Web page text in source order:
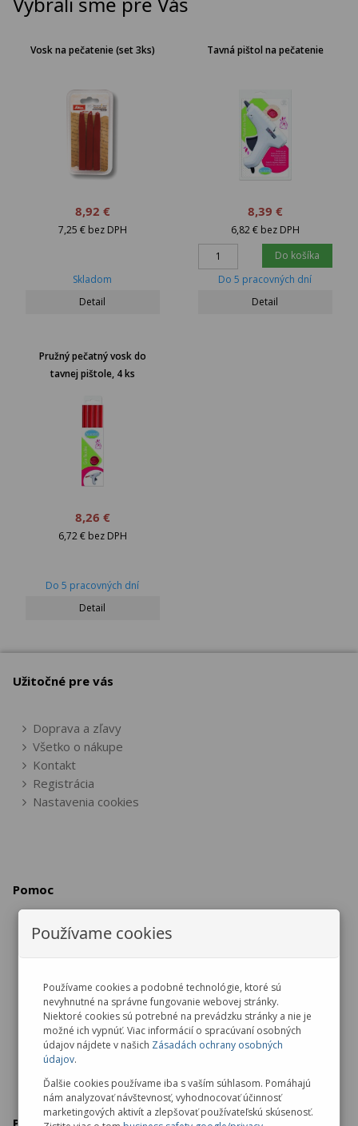
Vosk na pečatenie (set 3ks)
8,92 €
7,25 € bez DPH
Skladom
Detail
Tavná pištol na pečatenie
8,39 €
6,82 € bez DPH
Do košíka
Do 5 pracovných dní
Detail
Pružný pečatný vosk do
tavnej pištole, 4 ks
8,26 €
6,72 € bez DPH
Do 5 pracovných dní
Detail
Užitočné pre vás
Doprava a zľavy
Všetko o nákupe
Kontakt
Registrácia
Nastavenia cookies
Používame cookies
Používame cookies a podobné technológie, ktoré sú
nevyhnutné na správne fungovanie webovej stránky.
Niektoré cookies sú potrebné na prevádzku stránky a nie je
možné ich vypnúť. Viac informácií o spracúvaní osobných
údajov nájdete v našich Zásadách ochrany osobných
údajov.
Ďalšie cookies používame iba s vaším súhlasom. Pomáhajú
nám analyzovať návštevnosť, vyhodnocovať účinnosť
marketingových aktivít a zlepšovať používateľskú skúsenosť.
Pomoc
Vrátenie / výmena tovaru
Reklamácia tovaru
Ochrana osobných údajov
Predajňa v Malackách